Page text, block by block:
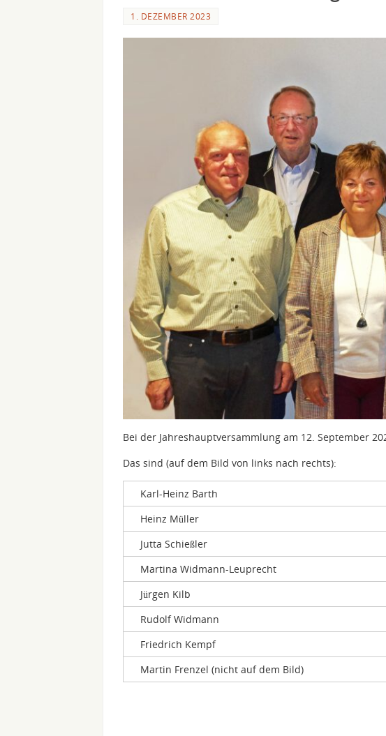
1. DEZEMBER 2023
Bei der Jahreshauptversammlung am 12. September
Das sind (auf dem Bild von links nach rechts):
Karl-Heinz Barth
Heinz Müller
Jutta Schießler
Martina Widmann-Leuprecht
Jürgen Kilb
Rudolf Widmann
Friedrich Kempf
Martin Frenzel (nicht auf dem Bild)